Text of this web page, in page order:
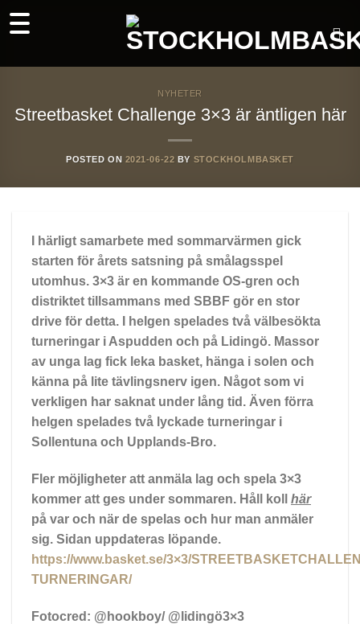
to
NYHETER
Streetbasket Challenge 3×3 är äntligen här
POSTED ON 2021-06-22 BY STOCKHOLMBASKET
I härligt samarbete med sommarvärmen gick
starten för årets satsning på smålagsspel
utomhus. 3×3 är en kommande OS-gren och
distriktet tillsammans med SBBF gör en stor
drive för detta. I helgen spelades två välbesökta
turneringar i Aspudden och på Lidingö. Massor
av unga lag fick leka basket, hänga i solen och
känna på lite tävlingsnerv igen. Något som vi
verkligen har saknat under lång tid. Även förra
helgen spelades två lyckade turneringar i
Sollentuna och Upplands-Bro.
Fler möjligheter att anmäla lag och spela 3×3
kommer att ges under sommaren. Håll koll här
på var och när de spelas och hur man anmäler
sig. Sidan uppdateras löpande.
https://www.basket.se/3×3/
TURNERINGAR/
Fotocred: @hookboy/ @lidingö3×3